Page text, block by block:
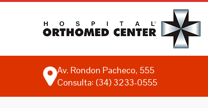
Av. Rondon Pacheco, 555
Consulta: (34) 3233-0555